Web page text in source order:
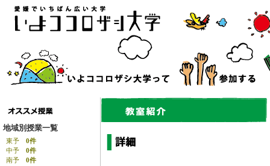
地域別授業一覧
東予 0件
中予 0件
南予 0件